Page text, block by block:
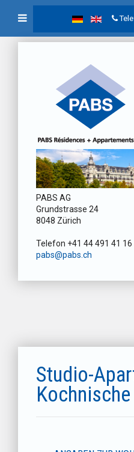
PABS AG
Grundstrasse 24
8048 Zürich
Telefon +41 44 491 41 16
pabs@pabs.ch
Studio-